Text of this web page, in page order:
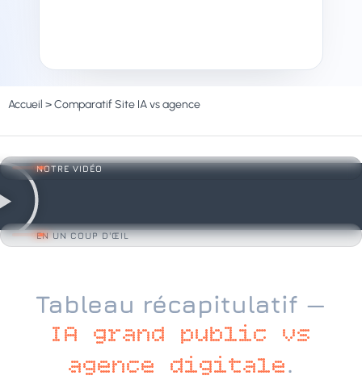
Accueil >Comparatif Site IA vs agence
NOTRE VIDÉO
EN UN COUP D'ŒIL
Tableau récapitulatif —
IA grand public vs
agence digitale.